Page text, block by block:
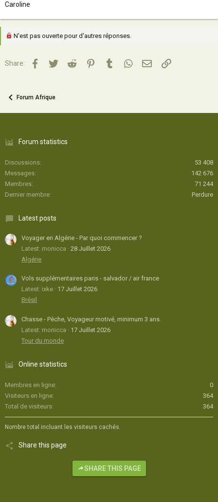
Caroline
N'est pas ouverte pour d'autres réponses.
Share: Facebook
TwitterReddit PinterestTumblrWhatsApp
Email Lien
Forum Afrique
Forum statistics
Discussions
53 408
Messages
142 676
Membres
71 244
Dernier membre
Perdure
Latest posts
Voyager en Algérie - Par quoi commencer ?
Latest: monicca
28 Juillet 2026
Algérie
Vols supplémentaires paris - salvador / air france
Latest: ixke
17 Juillet 2026
Brésil
Chasse - Pêche, Voyageur motivé, minimum 3 ans.
Latest: monicca
17 Juillet 2026
Tour du monde
Online statistics
Membres en ligne
0
Visiteurs en ligne
364
Total de visiteurs
364
Nombre total incluant les visiteurs cachés.
Share this page
SHARE THIS PAGE